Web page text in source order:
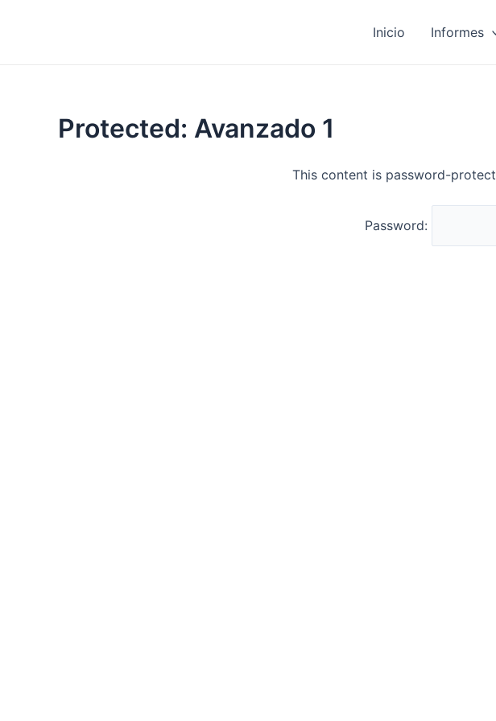
Inicio Informes
Protected: Avanzado 1
This content is password-
Password: